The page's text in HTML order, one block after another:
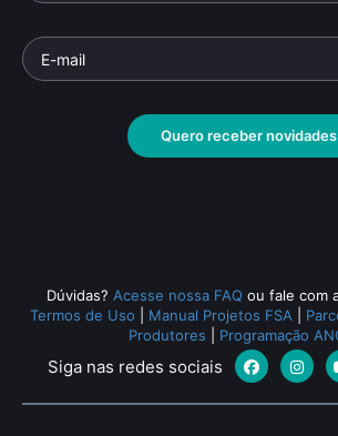
Quero receber novidades
Dúvidas? Acesse nossa FAQ ou fale com
Termos de Uso
Manual Projetos FSA
Produtores
Programação
Siga nas redes sociais